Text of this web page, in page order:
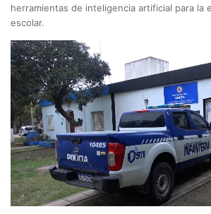
herramientas de inteligencia artificial para la
escolar.